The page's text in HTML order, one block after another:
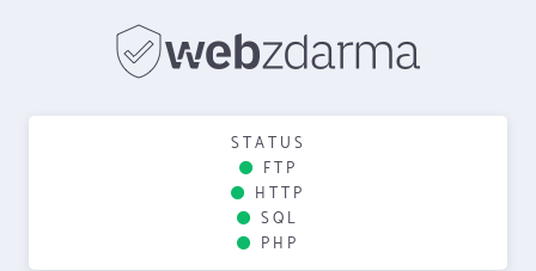
STATUS
FTP
HTTP
SQL
PHP